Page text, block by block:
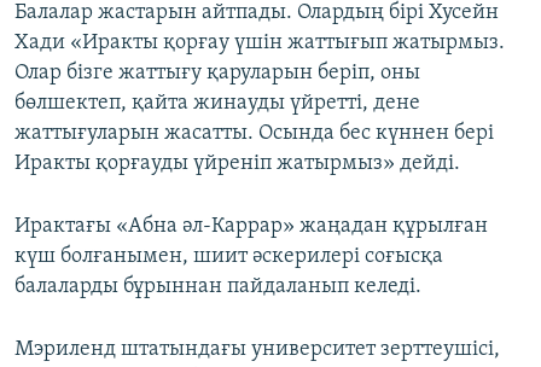
Балалар жастарын айтпады. Олардың бірі Хусейн
Хади «Иракты қорғау үшін жаттығып жатырмыз.
Олар бізге жаттығу қаруларын беріп, оны
бөлшектеп, қайта жинауды үйретті, дене
жаттығуларын жасатты. Осында бес күннен бері
Иракты қорғауды үйреніп жатырмыз» дейді.
Ирактағы «Абна әл-Каррар» жаңадан құрылған
күш болғанымен, шиит әскерилері соғысқа
балаларды бұрыннан пайдаланып келеді.
Мэриленд штатындағы университет зерттеушісі,